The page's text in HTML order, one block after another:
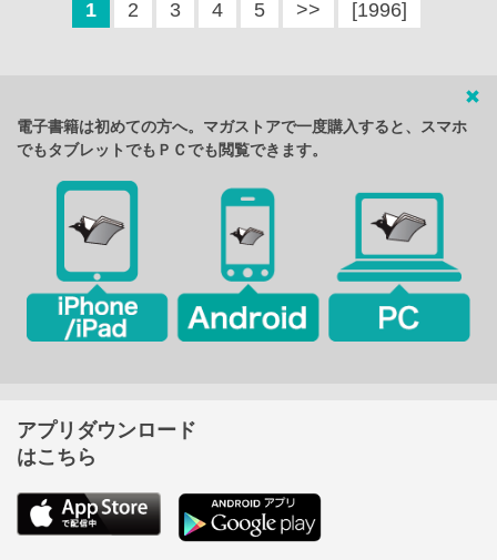
1 2 3 4 5 >> [1996]
電子書籍は初めての方へ。マガストアで一度購入すると、スマホ
でもタブレットでもＰＣでも閲覧できます。
アプリダウンロード
はこちら